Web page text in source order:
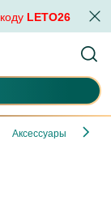
LETO26
Аксессуары